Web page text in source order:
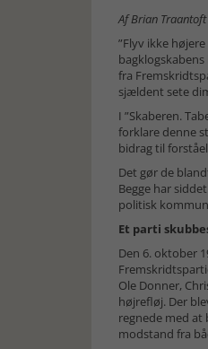
Af Brian
”Flyv ikke
fra
sjældent sete
I ”Skaberen.
forklare denne
bidrag til
Det gør de
Begge har
politisk
Et parti
Den 6. oktober
Ole Donner,
højrefløj. Der
regnede med at
modstand fra